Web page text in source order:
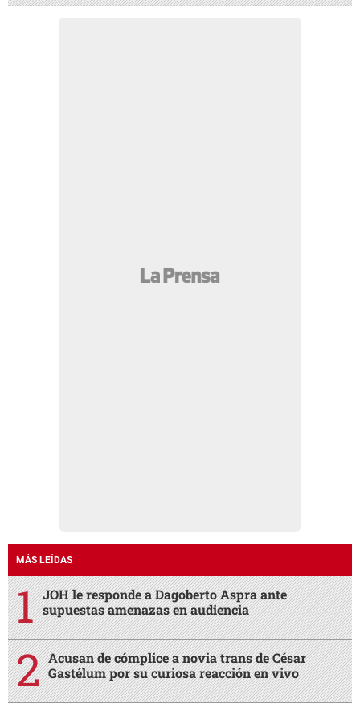
MÁS LEÍDAS
JOH le responde a Dagoberto Aspra ante
supuestas amenazas en audiencia
Acusan de cómplice a novia trans de César
Gastélum por su curiosa reacción en vivo